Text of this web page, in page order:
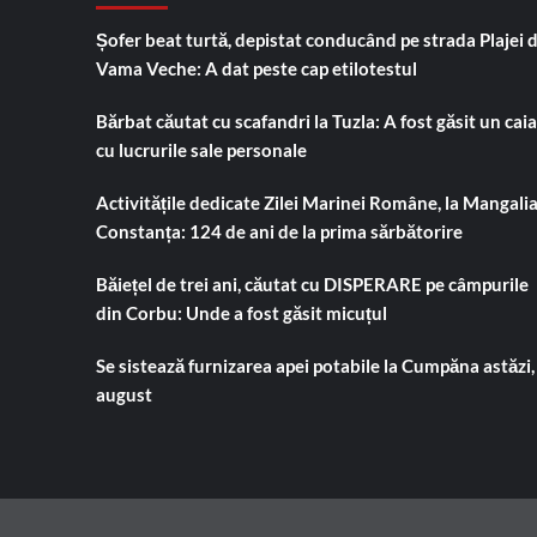
Șofer beat turtă, depistat conducând pe strada Plajei
Vama Veche: A dat peste cap etilotestul
Bărbat căutat cu scafandri la Tuzla: A fost găsit un
cu lucrurile sale personale
Activitățile dedicate Zilei Marinei Române, la
Constanța: 124 de ani de la prima sărbătorire
Băiețel de trei ani, căutat cu DISPERARE pe câmpurile
din Corbu: Unde a fost găsit micuțul
Se sistează furnizarea apei potabile la Cumpăna
august